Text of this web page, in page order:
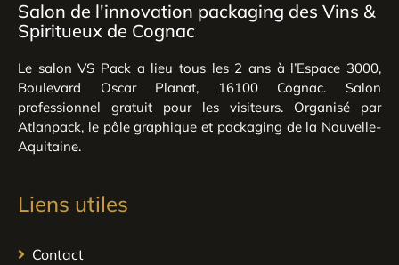
Salon de l'innovation packaging des Vins &
Spiritueux de Cognac
Le salon VS Pack a lieu tous les 2 ans à l’Espace 3000,
Boulevard Oscar Planat, 16100 Cognac. Salon
professionnel gratuit pour les visiteurs. Organisé par
Atlanpack, le pôle graphique et packaging de la Nouvelle-
Aquitaine.
Liens utiles
Contact